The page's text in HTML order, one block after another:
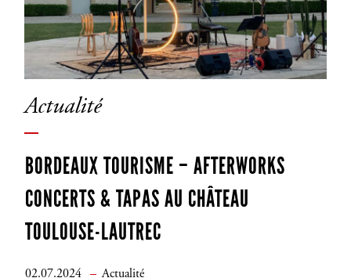
Actualité
BORDEAUX TOURISME – AFTERWORKS
CONCERTS & TAPAS AU CHÂTEAU
TOULOUSE-LAUTREC
02.07.2024 Actualité